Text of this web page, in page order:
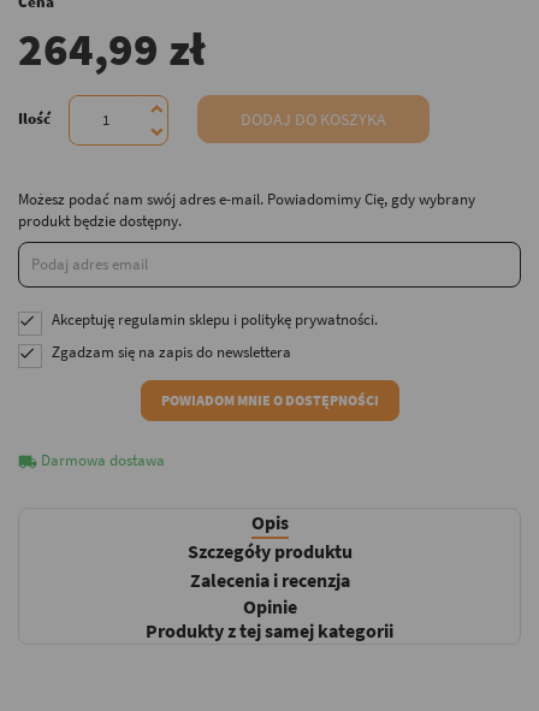
264,99 zł
Ilość DODAJ DO KOSZYKA
Możesz podać nam swój adres e-mail. Powiadomimy Cię, gdy wybrany
produkt będzie dostępny.
 Akceptuję regulamin sklepu i politykę prywatności.
 Zgadzam się na zapis do newslettera
POWIADOM MNIE O DOSTĘPNOŚCI
local_shipping Darmowa dostawa
Opis
Szczegóły produktu
Zalecenia i recenzja
Opinie
Produkty z tej samej kategorii